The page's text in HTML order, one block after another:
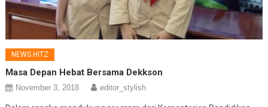
NEWS HITZ
Masa Depan Hebat Bersama Dekkson
November 3, 2018 editor_stylish